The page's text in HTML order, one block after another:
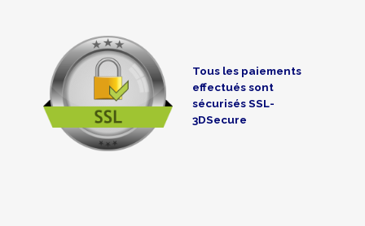
Tous les paiements
effectués sont
sécurisés SSL-
3DSecure